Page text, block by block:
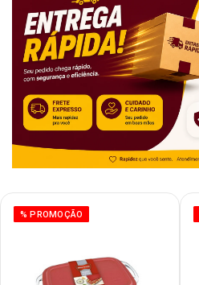
% PROMOÇÃO